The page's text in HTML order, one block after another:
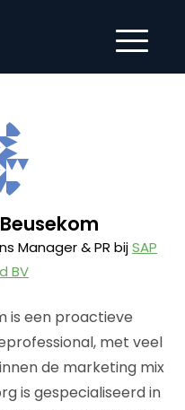
Manager & PR bijSAP
BV
is een proactieve
met veel
de marketing mix
is gespecialiseerd in